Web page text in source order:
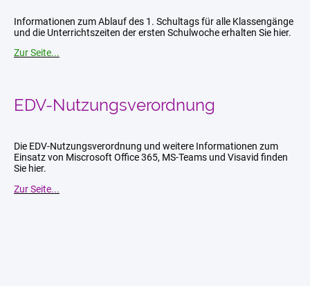
Informationen zum Ablauf des 1. Schultags für alle Klassengänge
und die Unterrichtszeiten der ersten Schulwoche erhalten Sie hier.
Zur Seite...
EDV-Nutzungsverordnung
Die EDV-Nutzungsverordnung und weitere Informationen zum
Einsatz von Miscrosoft Office 365, MS-Teams und Visavid finden
Sie hier.
Zur Seite...